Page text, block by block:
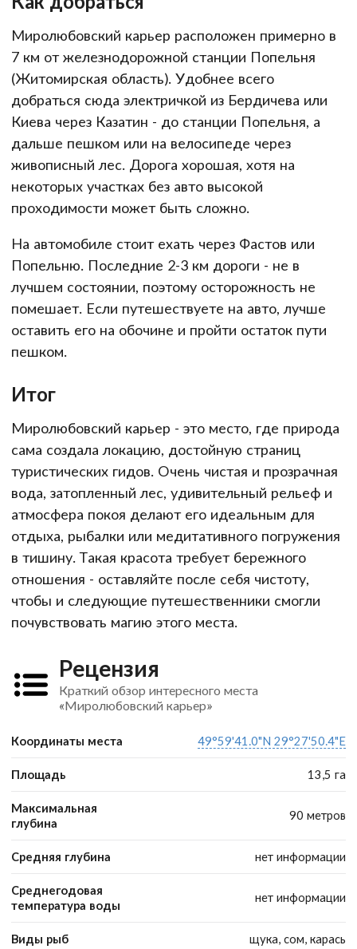
Миролюбовский карьер расположен примерно в
7 км от железнодорожной станции Попельня
(Житомирская область). Удобнее всего
добраться сюда электричкой из Бердичева или
Киева через Казатин - до станции Попельня, а
дальше пешком или на велосипеде через
живописный лес. Дорога хорошая, хотя на
некоторых участках без авто высокой
проходимости может быть сложно.
На автомобиле стоит ехать через Фастов или
Попельню. Последние 2-3 км дороги - не в
лучшем состоянии, поэтому осторожность не
помешает. Если путешествуете на авто, лучше
оставить его на обочине и пройти остаток пути
пешком.
Итог
Миролюбовский карьер - это место, где природа
сама создала локацию, достойную страниц
туристических гидов. Очень чистая и прозрачная
вода, затопленный лес, удивительный рельеф и
атмосфера покоя делают его идеальным для
отдыха, рыбалки или медитативного погружения
в тишину. Такая красота требует бережного
отношения - оставляйте после себя чистоту,
чтобы и следующие путешественники смогли
почувствовать магию этого места.
Рецензия
Краткий обзор интересного места
«Миролюбовский карьер»
Координаты места 49°59'41.0"N 29°27'50.4"E
Площадь 13,5 га
Максимальная
глубина
90 метров
Средняя глубина нет информации
Среднегодовая
температура воды
нет информации
Виды рыб щука, сом, карась